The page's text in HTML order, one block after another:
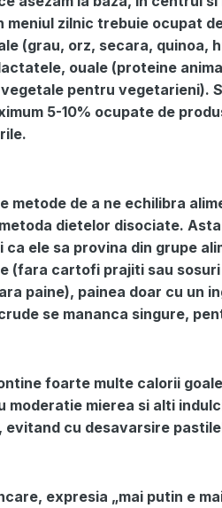
meniul zilnic trebuie ocupat
(grau, orz, secara, quinoa,
ouale (proteine
pentru vegetarieni).
5-10% ocupate de
metode de a ne echilibra
dietelor disociate. Asta
ele sa provina din grupe
(fara cartofi prajiti sau
paine), painea doar cu un
se mananca singure,
foarte multe calorii
moderatie mierea si alti
evitand cu desavarsire
expresia „mai putin e